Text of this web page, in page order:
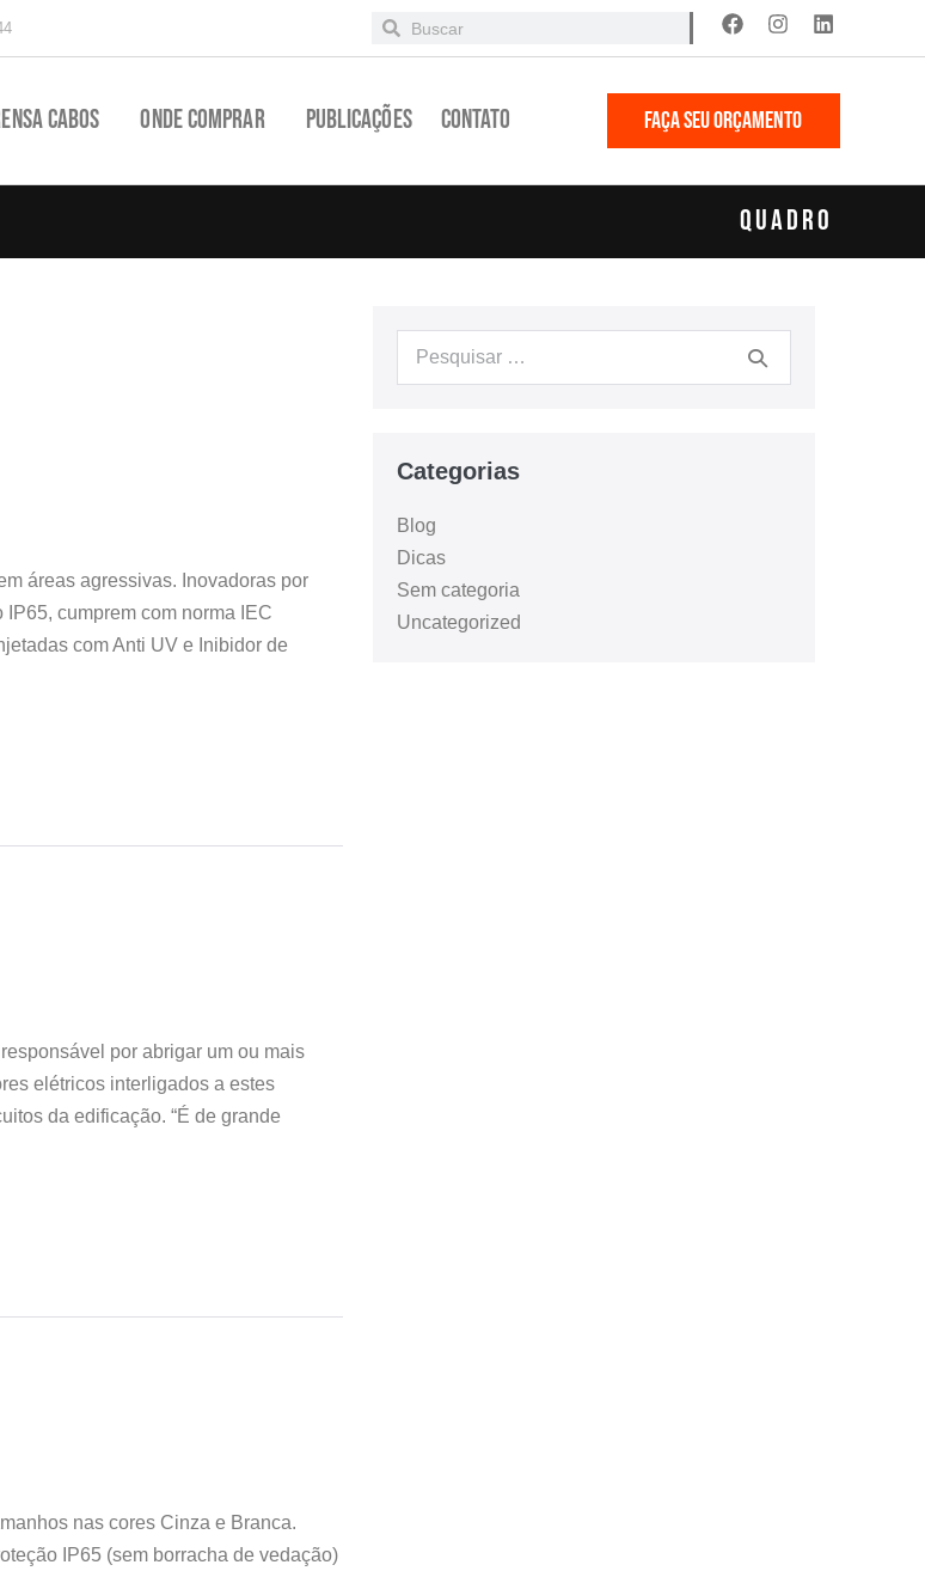
Cabos Onde Comprar Publicações Contato FAÇA SEU ORÇAMENTO
Quadro
áreas agressivas. Inovadoras por
cumprem com norma IEC
com Anti UV e Inibidor de
por abrigar um ou mais
elétricos interligados a estes
da edificação. “É de grande
nas cores Cinza e Branca.
IP65 (sem borracha de vedação)
Categorias
Blog
Dicas
Sem categoria
Uncategorized